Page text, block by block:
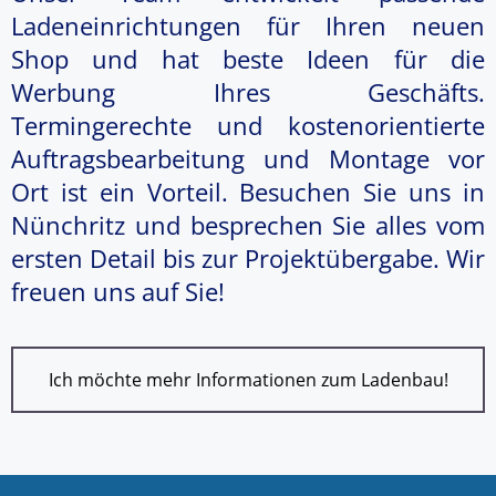
Ladeneinrichtungen für Ihren neuen
Shop und hat beste Ideen für die
Werbung Ihres Geschäfts.
Termingerechte und kostenorientierte
Auftragsbearbeitung und Montage vor
Ort ist ein Vorteil. Besuchen Sie uns in
Nünchritz und besprechen Sie alles vom
ersten Detail bis zur Projektübergabe. Wir
freuen uns auf Sie!
Ich möchte mehr Informationen zum Ladenbau!